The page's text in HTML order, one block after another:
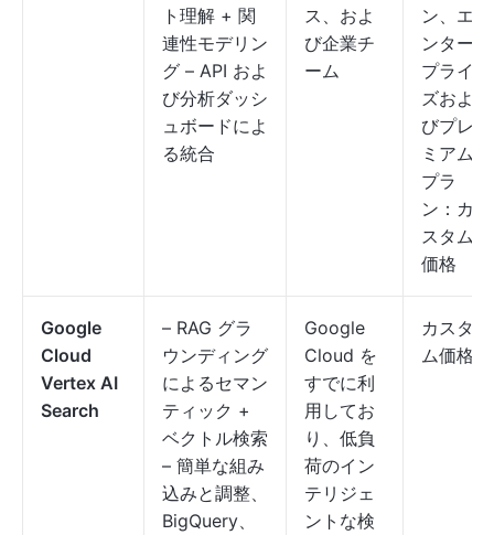
ト理解 + 関
連性モデリン
グ – API およ
び分析ダッシ
ュボードによ
る統合
ス、およ
び企業チ
ーム
ン、エ
ンター
プライ
ズおよ
びプレ
ミアム
プラ
ン：カ
スタム
価格
Google
Cloud
Vertex AI
Search
– RAG グラ
ウンディング
によるセマン
ティック +
ベクトル検索
– 簡単な組み
込みと調整、
BigQuery、
Google
Cloud を
すでに利
用してお
り、低負
荷のイン
テリジェ
ントな検
カスタ
ム価格